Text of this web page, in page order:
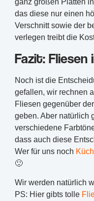
das diese nur einen
Verschnitt sowie der
verlegen treibt die
Fazit: Fliesen
Noch ist die
gefallen, wir rechnen
Fliesen gegenüber
geben. Aber natürlich
verschiedene
dass auch diese
Wer für uns noch
🙂
Wir werden natürlich
PS: Hier gibts tolle